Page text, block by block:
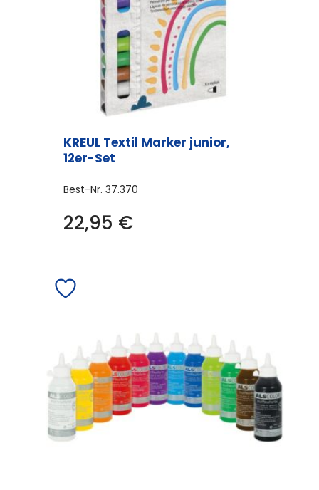
KREUL Textil Marker junior,
12er-Set
Best-Nr. 37.370
22,95 €